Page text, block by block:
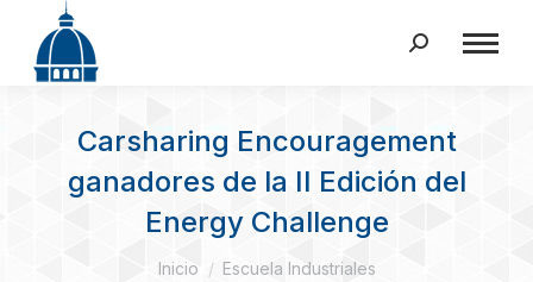
Buscar:
Carsharing Encouragement
ganadores de la II Edición del
Energy Challenge
Inicio
Escuela Industriales